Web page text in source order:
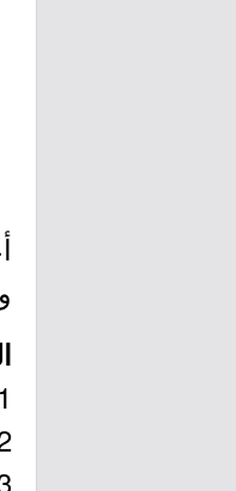
1- ممارس مكافحة العدوى.
2-
3- مهندس